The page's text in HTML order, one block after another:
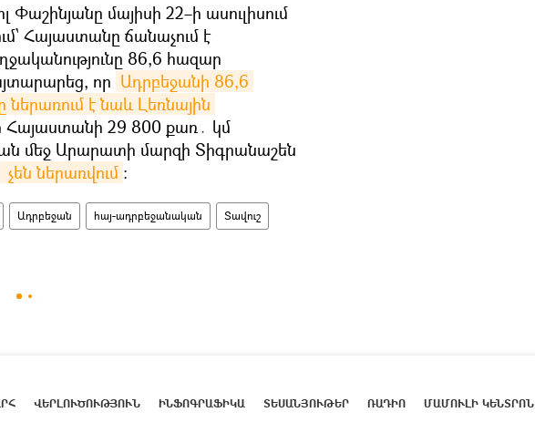
մայիսի 22–ի ասուլիսում
Հայաստանը ճանաչում է
86,6 հազար
որ Ադրբեջանի 86,6
է նաև Լեռնային
29 800 քառ․ կմ
մեջ Արարատի մարզի Տիգրանաշեն
չեն ներառվում ։
Ադրբեջան հայ-ադրբեջանական Տավուշ
ՎԵՐԼՈՒԾՈՒԹՅՈՒՆ ԻՆՖՈԳՐԱՖԻԿԱ ՏԵՍԱՆՅՈՒԹԵՐ ՌԱԴԻՈ ՄԱՄՈՒԼԻ ԿԵՆՏՐՈՆ